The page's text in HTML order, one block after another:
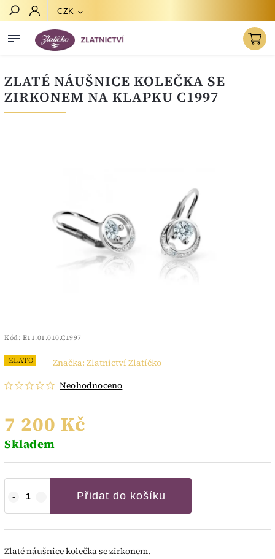
CZK
ZLATÉ NÁUŠNICE KOLEČKA SE
ZIRKONEM NA KLAPKU C1997
Kód: E11.01.010.C1997
ZLATO
Neohodnoceno
Značka: Zlatnictví Zlatíčko
7 200 Kč
Skladem
Přidat do košíku
Zlaté náušnice kolečka se zirkonem.